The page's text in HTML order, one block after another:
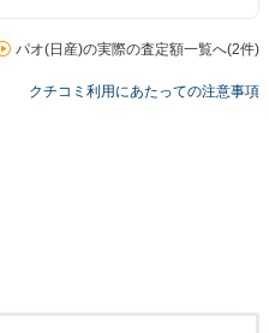
パオ(日産)の実際の査定額一覧へ(2件)
クチコミ利用にあたっての注意事項